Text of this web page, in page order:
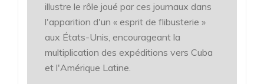
illustre le rôle joué par ces journaux dans
l'apparition d'un « esprit de flibusterie »
aux États-Unis, encourageant la
multiplication des expéditions vers Cuba
et l'Amérique Latine.